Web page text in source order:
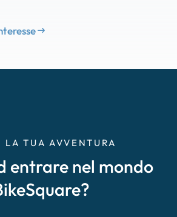
TUA AVVENTURA
entrare nel mondo